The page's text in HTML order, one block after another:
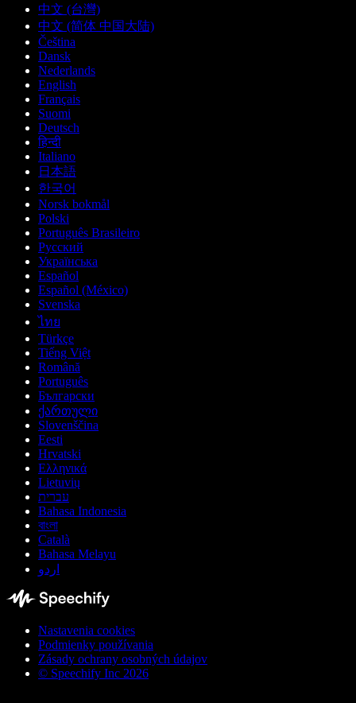
中文 (台灣)
中文 (简体 中国大陆)
Čeština
Dansk
Nederlands
English
Français
Suomi
Deutsch
हिन्दी
Italiano
日本語
한국어
Norsk bokmål
Polski
Português Brasileiro
Русский
Українська
Español
Español (México)
Svenska
ไทย
Türkçe
Tiếng Việt
Română
Português
Български
ქართული
Slovenščina
Eesti
Hrvatski
Ελληνικά
Lietuvių
עברית
Bahasa Indonesia
বাংলা
Català
Bahasa Melayu
اردو
Nastavenia cookies
Podmienky používania
Zásady ochrany osobných údajov
© Speechify Inc 2026